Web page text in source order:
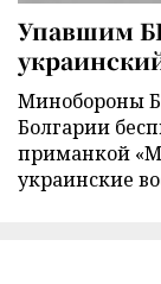
Упавшим
Минобороны
Болгарии
приманкой
украинские